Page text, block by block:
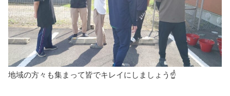
地域の方々も集まって皆でキレイにしましょう☝️